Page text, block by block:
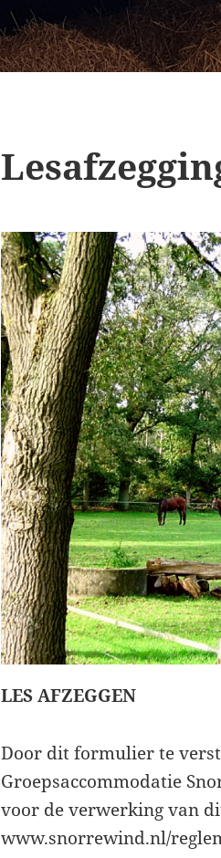
LES AFZEGGEN
Door dit formulier te
Groepsaccommodatie
voor de verwerking van
www.snorrewind.nl/